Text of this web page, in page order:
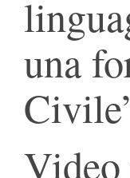
una
Video